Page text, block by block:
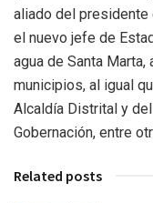
aliado del presidente
el nuevo jefe de
agua de Santa
municipios, al igual
Alcaldía Distrital y
Gobernación, entre
Related posts